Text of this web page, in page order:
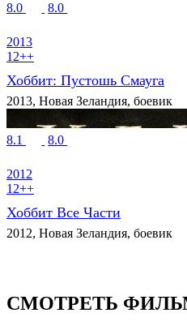
8.0 8.0
2013
12++
Хоббит: Пустошь Смауга
2013, Новая Зеландия, боевик
8.1 8.0
2012
12++
Хоббит Все Части
2012, Новая Зеландия, боевик
СМОТРЕТЬ